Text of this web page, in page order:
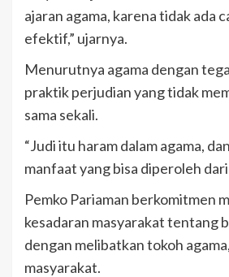
ajaran agama, karena tidak ada
efektif,” ujarnya.
Menurutnya agama dengan
praktik perjudian yang tidak
sama sekali.
“Judi itu haram dalam agama,
manfaat yang bisa diperoleh
Pemko Pariaman berkomitmen
kesadaran masyarakat tentang
dengan melibatkan tokoh
masyarakat.